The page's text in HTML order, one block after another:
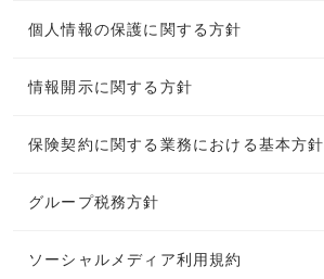
個人情報の保護に関する方針
情報開示に関する方針
保険契約に関する業務における基本方針
グループ税務方針
ソーシャルメディア利用規約